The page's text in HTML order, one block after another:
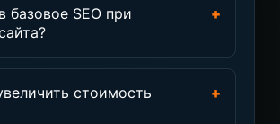
базовое SEO при
+
стоимость
+